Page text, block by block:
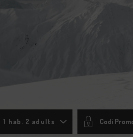
1 hab. 2 adults